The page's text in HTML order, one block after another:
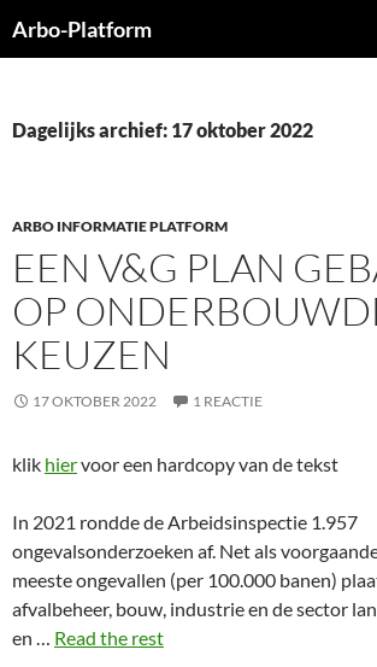
naar
Arbo-Platform
Dagelijks archief: 17 oktober 2022
ARBO INFORMATIE PLATFORM
EEN V&G PLAN
OP
KEUZEN
17 OKTOBER 2022 1 REACTIE
klik hiervoor een hardcopy van de tekst
In 2021 rondde de Arbeidsinspectie 1.957
ongevalsonderzoeken af. Net als
meeste ongevallen (per 100.000 banen)
afvalbeheer, bouw, industrie en de sector
en … Read the rest